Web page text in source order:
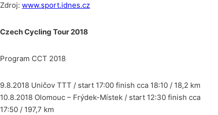
Zdroj: www.sport.idnes.cz
Czech Cycling Tour 2018
Program CCT 2018
9.8.2018 Uničov TTT / start 17:00 finish cca 18:10 / 18,2 km
10.8.2018 Olomouc – Frýdek-Místek / start 12:30 finish cca
17:50 / 197,7 km